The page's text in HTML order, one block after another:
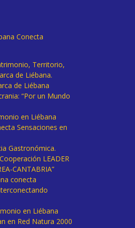
Conecta
Territorio,
de Liébana.
de Liébana
“Por un Mundo
en Liébana
Sensaciones en
Gastronómica.
LEADER
CANTABRIA”
conecta
en Liébana
en Red Natura 2000